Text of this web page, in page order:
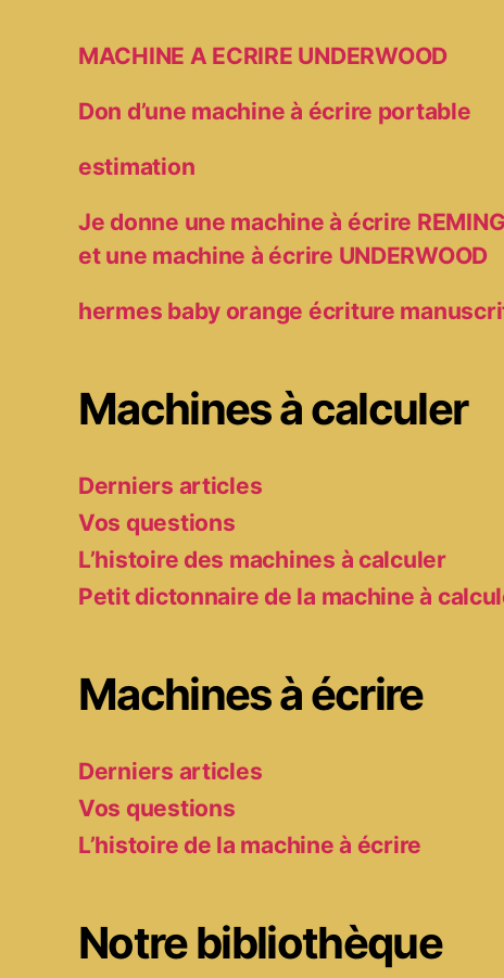
MACHINE A ECRIRE UNDERWOOD
Don d’une machine à écrire portable
estimation
Je donne une machine à écrire
et une machine à écrire UNDERWOOD
hermes baby orange écriture
Machines à calculer
Derniers articles
Vos questions
L’histoire des machines à calculer
Petit dictonnaire de la machine à
Machines à écrire
Derniers articles
Vos questions
L’histoire de la machine à écrire
Notre bibliothèque